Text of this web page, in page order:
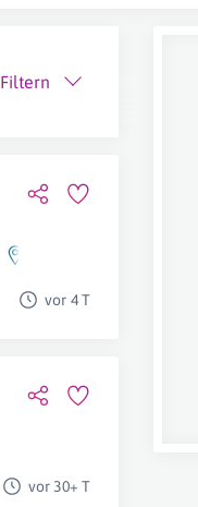
Filtern
vor 4 T
vor 30+ T